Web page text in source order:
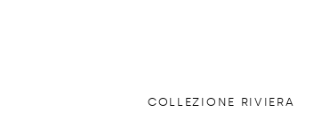
COLLEZIONE RIVIERA